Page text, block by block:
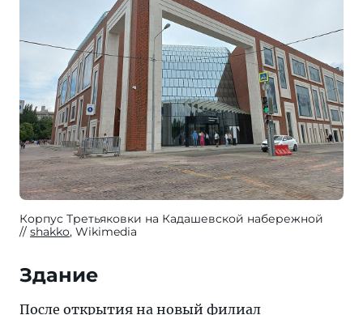
Корпус Третьяковки на Кадашевской набережной
shakko, Wikimedia
Здание
После открытия на новый филиал